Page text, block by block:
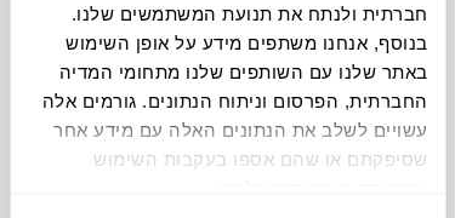
חברתית ולנתח את תנועת המשתמשים שלנו.
בנוסף, אנחנו משתפים מידע על אופן השימוש
באתר שלנו עם השותפים שלנו מתחומי המדיה
החברתית, הפרסום וניתוח הנתונים. גורמים אלה
עשויים לשלב את הנתונים האלה עם מידע אחר
שסיפקתם או שהם אספו בעקבות השימוש
צבעים